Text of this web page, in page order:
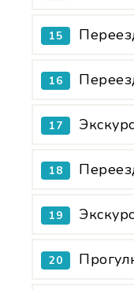
15
16
17
18
19
20